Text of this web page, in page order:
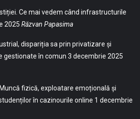
Ce mai vedem când infrastructurile
2025 Răzvan Papasima
dispariția sa prin privatizare și
gestionate în comun 3 decembrie 2025
fizică, exploatare emoțională și
în cazinourile online 1 decembrie